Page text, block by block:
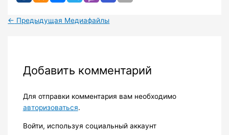
← Предыдущая Медиафайлы
Добавить комментарий
Для отправки комментария вам необходимо
авторизоваться.
Войти, используя социальный аккаунт